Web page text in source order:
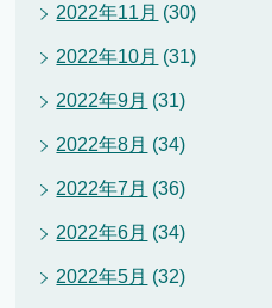
2022年11月 (30)
2022年10月 (31)
2022年9月 (31)
2022年8月 (34)
2022年7月 (36)
2022年6月 (34)
2022年5月 (32)